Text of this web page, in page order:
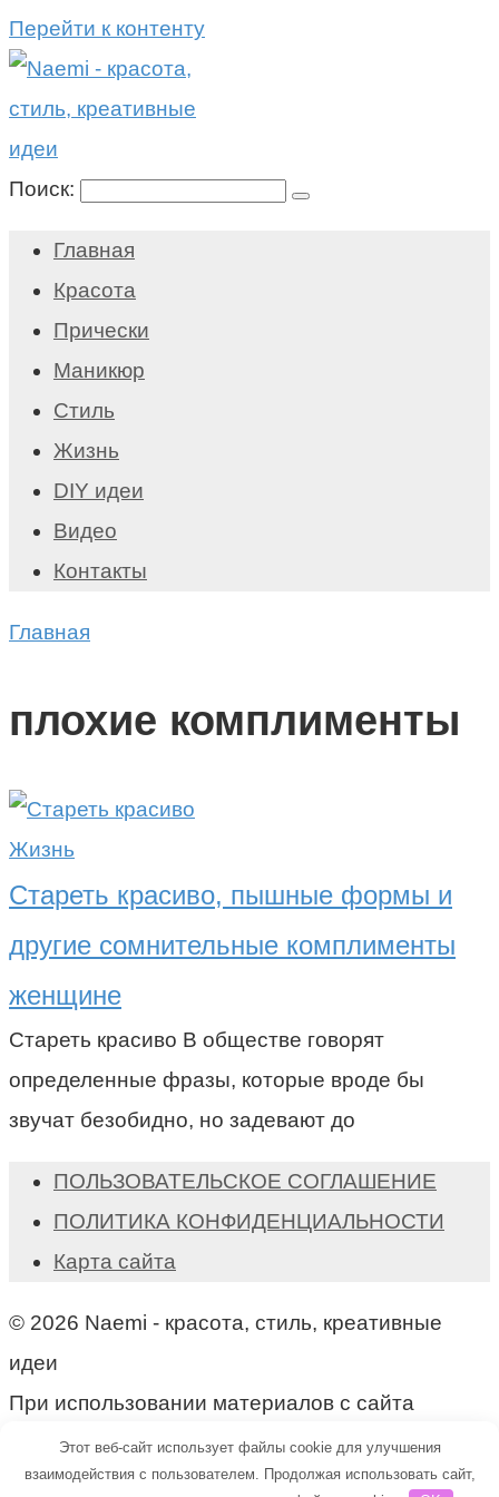
Перейти к контенту
Поиск:
Главная
Красота
Прически
Маникюр
Стиль
Жизнь
DIY идеи
Видео
Контакты
Главная
плохие комплименты
Жизнь
Стареть красиво, пышные формы и
другие сомнительные комплименты
женщине
Стареть красиво В обществе говорят
определенные фразы, которые вроде бы
звучат безобидно, но задевают до
ПОЛЬЗОВАТЕЛЬСКОЕ СОГЛАШЕНИЕ
ПОЛИТИКА КОНФИДЕНЦИАЛЬНОСТИ
Карта сайта
© 2026 Naemi - красота, стиль, креативные
идеи
При использовании материалов с сайта
активная ссылка на naemi.ru обязательна!
Этот веб-сайт использует файлы cookie для улучшения
взаимодействия с пользователем. Продолжая использовать сайт,